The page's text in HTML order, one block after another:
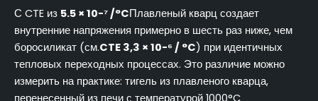
С CTE из 5.5 × 10-⁷ /°CПлавленый кварц создает
внутренние напряжения примерно в шесть раз ниже, чем
боросиликат (см.CTE 3,3 × 10-⁶ / °C) при идентичных
тепловых переходных процессах. Это различие можно
измерить на практике: тигель из плавленого кварца,
перенесенный из печи с температурой 1000°C